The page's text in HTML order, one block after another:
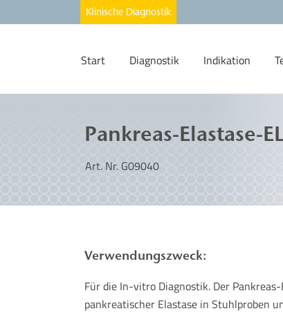
Start Diagnostik Indikation
Pankreas-Elastase-
Art. Nr. G09040
Verwendungszweck:
Für die In-vitro Diagnostik. Der
pankreatischer Elastase in Stuhlproben